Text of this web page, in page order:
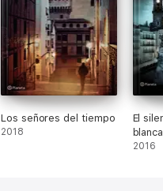
Los señores del tiempo
2018
El
blanca
2016